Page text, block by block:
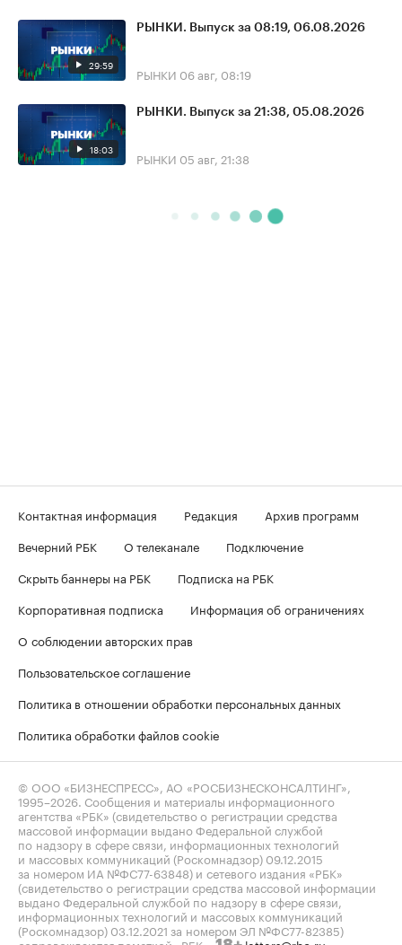
29:59
РЫНКИ. Выпуск за 08:19, 06.08.2026
РЫНКИ 06 авг, 08:19
18:03
РЫНКИ. Выпуск за 21:38, 05.08.2026
РЫНКИ 05 авг, 21:38
Контактная информация Редакция
Архив программ
Вечерний РБК
О телеканале
Подключение
Скрыть баннеры на РБК
Подписка на РБК
Корпоративная подписка
Информация об ограничениях
О соблюдении авторских прав
Пользовательское соглашение
Политика в отношении обработки персональных данных
Политика обработки файлов cookie
© ООО «БИЗНЕСПРЕСС», АО «РОСБИЗНЕСКОНСАЛТИНГ»,
1995–2026 . Сообщения и материалы информационного
агентства «РБК» (свидетельство о регистрации средства
массовой информации выдано Федеральной службой
по надзору в сфере связи, информационных технологий
и массовых коммуникаций (Роскомнадзор) 09.12.2015
за номером ИА №ФС77-63848) и сетевого издания «РБК»
(свидетельство о регистрации средства массовой информации
выдано Федеральной службой по надзору в сфере связи,
информационных технологий и массовых коммуникаций
(Роскомнадзор) 03.12.2021 за номером ЭЛ №ФС77-82385)